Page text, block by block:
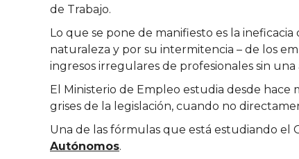
de Trabajo.
Lo que se pone de manifiesto es la
naturaleza y por su intermitencia – de los
ingresos irregulares de profesionales sin una
El Ministerio de Empleo estudia desde hace
grises de la legislación, cuando no
Una de las fórmulas que está estudiando el
Autónomos.